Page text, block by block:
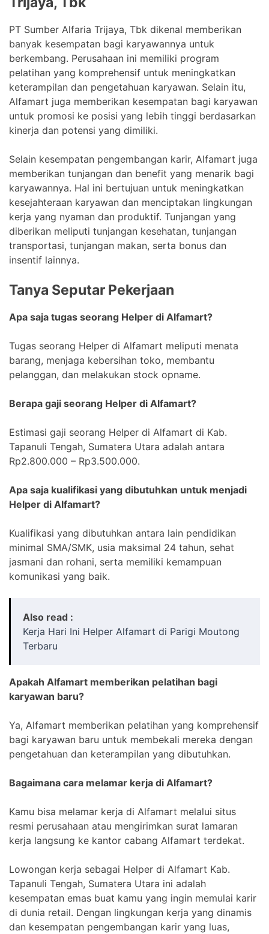
PT Sumber Alfaria Trijaya, Tbk dikenal memberikan
banyak kesempatan bagi karyawannya untuk
berkembang. Perusahaan ini memiliki program
pelatihan yang komprehensif untuk meningkatkan
keterampilan dan pengetahuan karyawan. Selain itu,
Alfamart juga memberikan kesempatan bagi karyawan
untuk promosi ke posisi yang lebih tinggi berdasarkan
kinerja dan potensi yang dimiliki.
Selain kesempatan pengembangan karir, Alfamart juga
memberikan tunjangan dan benefit yang menarik bagi
karyawannya. Hal ini bertujuan untuk meningkatkan
kesejahteraan karyawan dan menciptakan lingkungan
kerja yang nyaman dan produktif. Tunjangan yang
diberikan meliputi tunjangan kesehatan, tunjangan
transportasi, tunjangan makan, serta bonus dan
insentif lainnya.
Tanya Seputar Pekerjaan
Apa saja tugas seorang Helper di Alfamart?
Tugas seorang Helper di Alfamart meliputi menata
barang, menjaga kebersihan toko, membantu
pelanggan, dan melakukan stock opname.
Berapa gaji seorang Helper di Alfamart?
Estimasi gaji seorang Helper di Alfamart di Kab.
Tapanuli Tengah, Sumatera Utara adalah antara
Rp2.800.000 – Rp3.500.000.
Apa saja kualifikasi yang dibutuhkan untuk menjadi
Helper di Alfamart?
Kualifikasi yang dibutuhkan antara lain pendidikan
minimal SMA/SMK, usia maksimal 24 tahun, sehat
jasmani dan rohani, serta memiliki kemampuan
komunikasi yang baik.
Also read :
Kerja Hari Ini Helper Alfamart di Parigi Moutong
Terbaru
Apakah Alfamart memberikan pelatihan bagi
karyawan baru?
Ya, Alfamart memberikan pelatihan yang komprehensif
bagi karyawan baru untuk membekali mereka dengan
pengetahuan dan keterampilan yang dibutuhkan.
Bagaimana cara melamar kerja di Alfamart?
Kamu bisa melamar kerja di Alfamart melalui situs
resmi perusahaan atau mengirimkan surat lamaran
kerja langsung ke kantor cabang Alfamart terdekat.
Lowongan kerja sebagai Helper di Alfamart Kab.
Tapanuli Tengah, Sumatera Utara ini adalah
kesempatan emas buat kamu yang ingin memulai karir
di dunia retail. Dengan lingkungan kerja yang dinamis
dan kesempatan pengembangan karir yang luas,